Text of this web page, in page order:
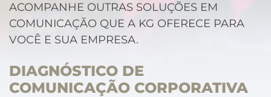
ACOMPANHE OUTRAS SOLUÇÕES EM
COMUNICAÇÃO QUE A KG OFERECE PARA
VOCÊ E SUA EMPRESA.
DIAGNÓSTICO DE
COMUNICAÇÃO CORPORATIVA